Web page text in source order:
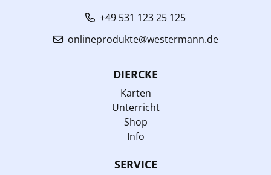
+49 531 123 25 125
onlineprodukte@westermann.de
DIERCKE
Karten
Unterricht
Shop
Info
SERVICE